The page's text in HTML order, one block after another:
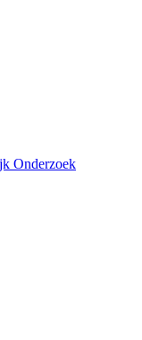
Onderzoek